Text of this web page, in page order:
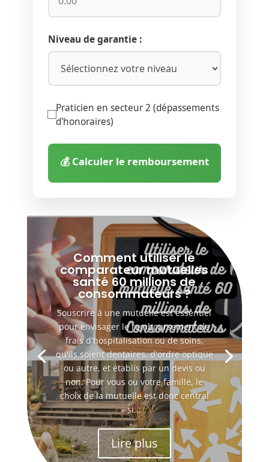
Niveau de garantie :
Praticien en secteur 2 (dépassements
d'honoraires)
💰 Calculer le remboursement
Comment utiliser le
comparateur mutuelles
santé 60 millions de
consommateurs ?
Souscrire à une mutuelle est essentiel
pour envisager le remboursement de
frais d'hospitalisation ou de soins,
qu'ils soient dentaires, d'ordre optique
ou autre, et établis par un devis ou
non. Pour vous ou votre famille, le
choix de la mutuelle est donc central
si...
Lire plus